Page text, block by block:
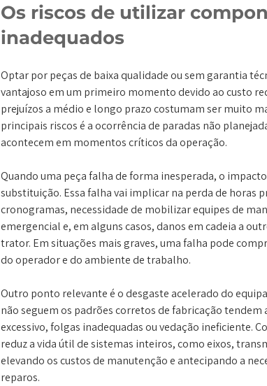
Os riscos de utilizar
inadequados
Optar por peças de baixa qualidade ou sem garantia
vantajoso em um primeiro momento devido ao custo
prejuízos a médio e longo prazo costumam ser muito
principais riscos é a ocorrência de paradas não
acontecem em momentos críticos da operação.
Quando uma peça falha de forma inesperada, o
substituição. Essa falha vai implicar na perda de horas
cronogramas, necessidade de mobilizar equipes de
emergencial e, em alguns casos, danos em cadeia a
trator. Em situações mais graves, uma falha pode
do operador e do ambiente de trabalho.
Outro ponto relevante é o desgaste acelerado do
não seguem os padrões corretos de fabricação tendem
excessivo, folgas inadequadas ou vedação ineficiente.
reduz a vida útil de sistemas inteiros, como eixos,
elevando os custos de manutenção e antecipando a
reparos.